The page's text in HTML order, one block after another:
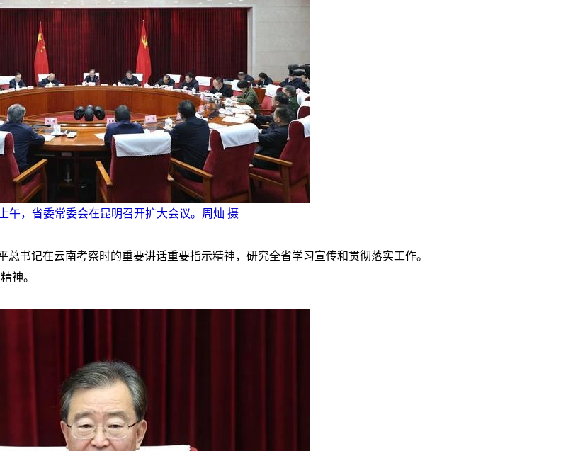
午，省委常委会在昆明召开扩大会议。周灿 摄
书记在云南考察时的重要讲话重要指示精神，研究全省学习宣传和贯彻落实工作。
神。